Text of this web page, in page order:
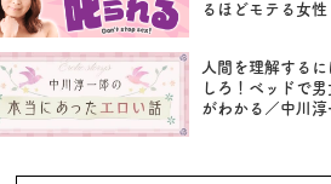
るほどモテる女性
人間を理解するに
しろ！ベッドで
がわかる／中川淳